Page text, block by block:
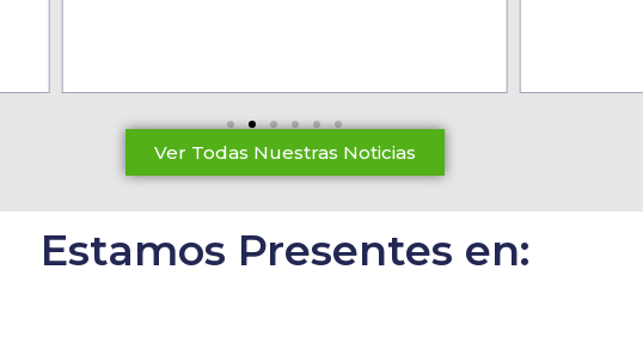
Ver Todas Nuestras Noticias
Estamos Presentes en: